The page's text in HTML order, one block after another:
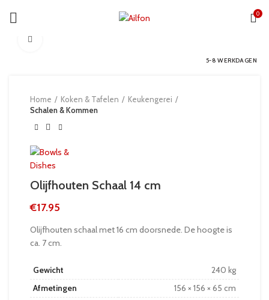
0
5-8 WERKDAGEN
Home Koken & Tafelen
Keukengerei
Schalen & Kommen
Olijfhouten Schaal 14 cm
€17.95
Olijfhouten schaal met 16 cm doorsnede. De hoogte is
ca. 7 cm.
Gewicht
240 kg
Afmetingen
156 × 156 × 65 cm